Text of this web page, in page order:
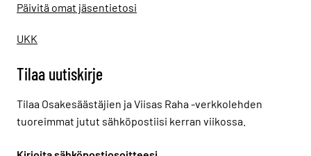
Päivitä omat jäsentietosi
UKK
Tilaa uutiskirje
Tilaa Osakesäästäjien ja Viisas Raha -verkkolehden
tuoreimmat jutut sähköpostiisi kerran viikossa.